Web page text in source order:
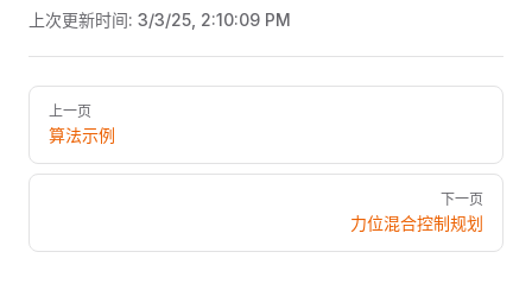
上次更新时间: 3/3/25, 2:10:09 PM
Pager
上一页
算法示例
下一页
力位混合控制规划